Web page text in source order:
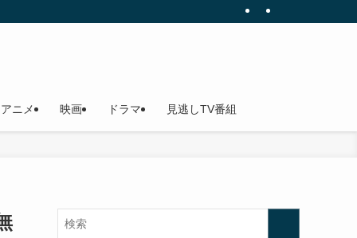
アニメ 映画 ドラマ 見逃しTV番組